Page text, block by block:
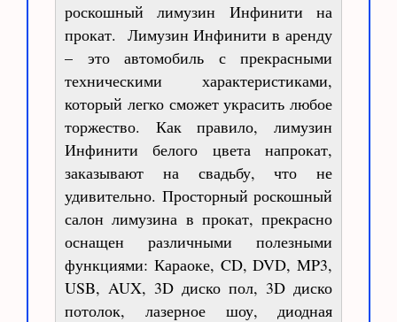
роскошный лимузин Инфинити на
прокат. Лимузин Инфинити в аренду
– это автомобиль с прекрасными
техническими характеристиками,
который легко сможет украсить любое
торжество. Как правило, лимузин
Инфинити белого цвета напрокат,
заказывают на свадьбу, что не
удивительно. Просторный роскошный
салон лимузина в прокат, прекрасно
оснащен различными полезными
функциями: Караоке, CD, DVD, MP3,
USB, AUX, 3D диско пол, 3D диско
потолок, лазерное шоу, диодная